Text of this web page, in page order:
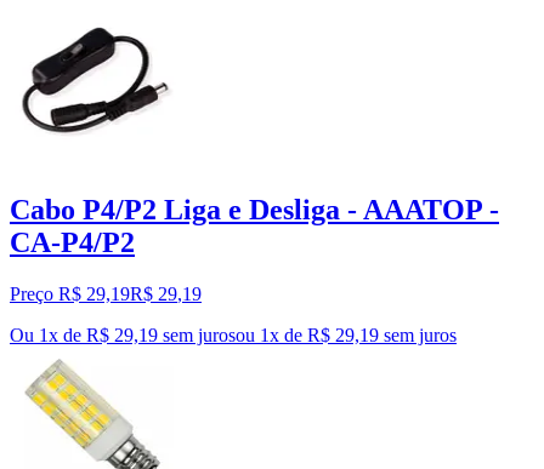
Cabo P4/P2 Liga e Desliga - AAATOP -
CA-P4/P2
Preço R$ 29,19R$ 29,19
Ou 1x de R$ 29,19 sem jurosou 1x de R$ 29,19 sem juros